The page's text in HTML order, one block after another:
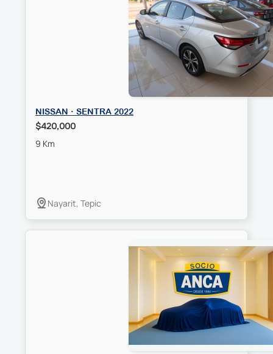
NISSAN · SENTRA 2022
$420,000
9 Km
Nayarit, Tepic